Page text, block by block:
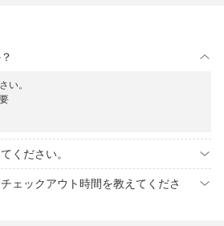
い。
ください。
ェックアウト時間を教えてくださ